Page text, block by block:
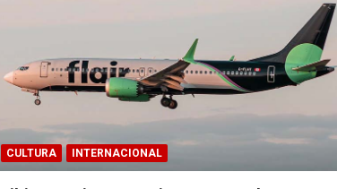
CULTURA INTERNACIONAL